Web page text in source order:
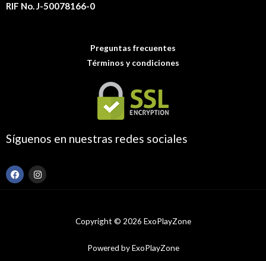
RIF No. J-50078166-0
Preguntas frecuentes
Términos y condiciones
Síguenos en nuestras redes sociales
F
a
I
n
Copyright © 2026 ExoPlayZone
Powered by ExoPlayZone